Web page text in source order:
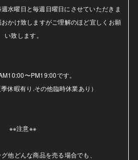
水曜日と毎週日曜日にさせていただきま
かけ致しますがご理解のほど宜しくお願
い致します。
〜PM19:00です。
季休暇有り.その他臨時休業あり）
※※注意※※
他どんな商品を売る場合でも、